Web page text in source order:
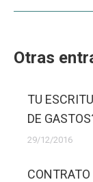
Otras
TU
DE
29/12/2016